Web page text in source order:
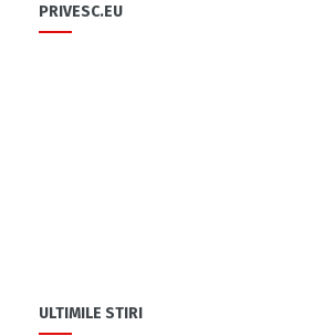
PRIVESC.EU
ULTIMILE STIRI